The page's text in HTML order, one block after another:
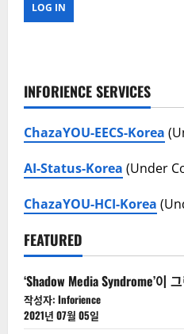
INFORIENCE SERVICES
ChazaYOU-EECS-Korea
AI-Status-Korea (Under
ChazaYOU-HCI-Korea
FEATURED
‘Shadow Media Syndrome’이
작성자: Inforience
2021년 07월 05일